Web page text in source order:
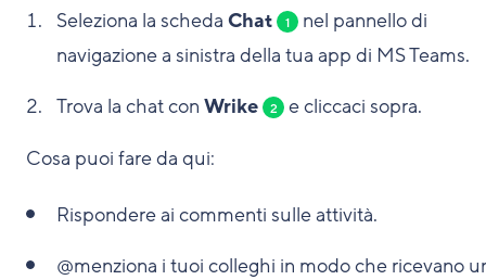
Seleziona la scheda Chat 1
nel pannello di
navigazione a sinistra della tua app di MS Teams.
Trova la chat con Wrike 2
e cliccaci sopra.
Cosa puoi fare da qui:
Rispondere ai commenti sulle attività.
@menziona i tuoi colleghi in modo che ricevano